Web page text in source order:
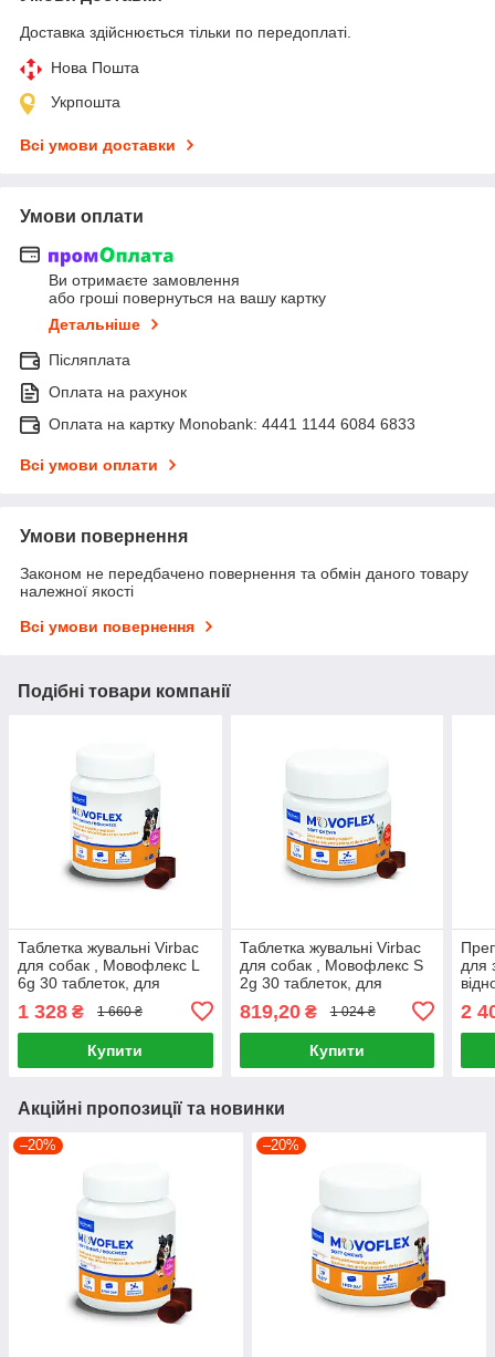
Доставка здійснюється тільки по передоплаті.
Нова Пошта
Укрпошта
Всі умови доставки
Умови оплати
Ви отримаєте замовлення
або гроші повернуться на вашу картку
Детальніше
Післяплата
Оплата на рахунок
Оплата на картку Monobank: 4441 1144 6084 6833
Всі умови оплати
Умови повернення
Законом не передбачено повернення та обмін даного товару
належної якості
Всі умови повернення
Подібні товари компанії
Таблетка жувальні Virbac
для собак , Мовофлекс L
6g 30 таблеток, для
суглобів та відновлення
активності руху
1 328 ₴ 1 660 ₴
Купити
Таблетка жувальні Virbac
для собак , Мовофлекс S
2g 30 таблеток, для
суглобів та відновлення
активності руху
819,20₴ 1 024 ₴
Купити
для
2
Акційні пропозиції та новинки
–20% –20%